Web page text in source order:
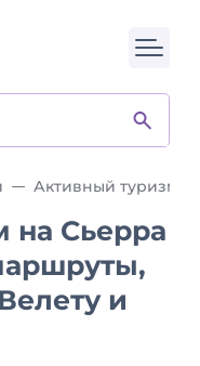
на Сьерра
и